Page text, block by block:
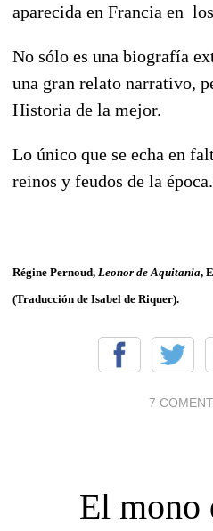
aparecida en Francia en
No sólo es una biografía
una gran relato narrativo,
Historia de la mejor.
Lo único que se echa en
reinos y feudos de la época.
Régine Pernoud, Leonor de Aquitania,
(Traducción de Isabel de Riquer).
7
El mono